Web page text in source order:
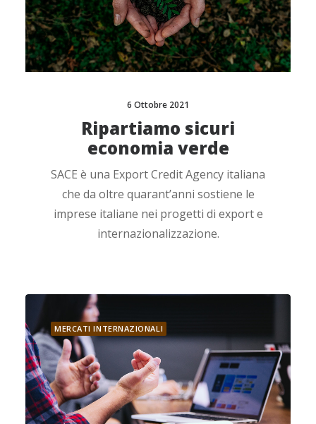
6 Ottobre 2021
Ripartiamo sicuri
economia verde
SACE è una Export Credit Agency italiana
che da oltre quarant’anni sostiene le
imprese italiane nei progetti di export e
internazionalizzazione.
MERCATI INTERNAZIONALI